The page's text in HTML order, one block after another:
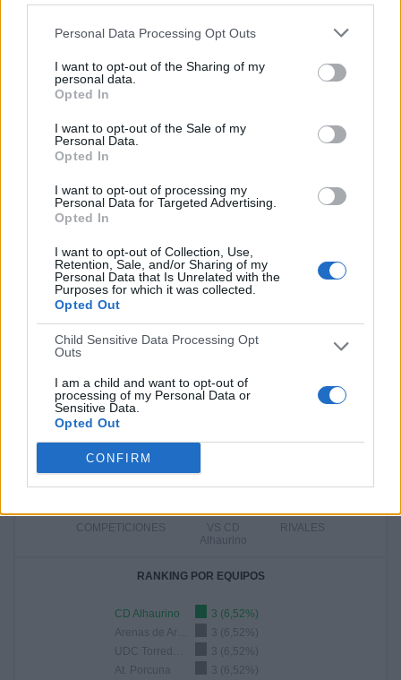
Personal Data Processing Opt Outs
I want to opt-out of the Sharing of my
personal data.
Opted In
I want to opt-out of the Sale of my
Personal Data.
Opted In
I want to opt-out of processing my
Personal Data for Targeted Advertising.
Opted In
I want to opt-out of Collection, Use,
Retention, Sale, and/or Sharing of my
Personal Data that Is Unrelated with the
Purposes for which it was collected.
Opted Out
Child Sensitive Data Processing Opt
Outs
I am a child and want to opt-out of
processing of my Personal Data or
Sensitive Data.
Opted Out
CONFIRM
ÚLTIMO PARTIDO EN ABIERTO
UD San Pedro - Arenas de Armilla
RFAF TV
RTV Marbella
IB3
2 (4,35%)
Footters
1 (2,17%)
DÍAS
SIN PARTIDO
GRATUÍTO
PARTIDOS
0
CONSECUTIVOS
DE PAGO
28 partidos en local
18 partidos de visitante
RIVALES
VS CD
Alhaurino
TOTAL
COMPETICIONES
RANKING POR EQUIPOS
CD Alhaurino
3 (6,52%)
3 (6,52%)
3 (6,52%)
At. Porcuna
3 (6,52%)